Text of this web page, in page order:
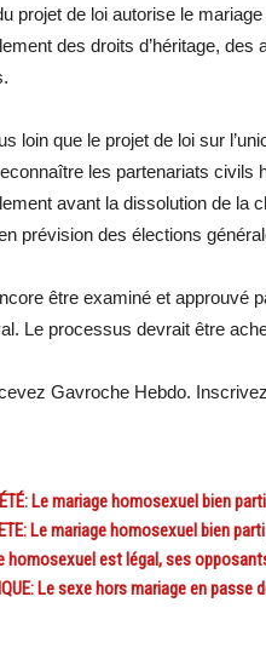
projet de loi autorise le
des droits d’héritage, des
loin que le projet de loi sur
les partenariats civils
avant la dissolution de la
prévision des élections
être examiné et approuvé
Le processus devrait être
Gavroche Hebdo.
Le mariage homosexuel bien
Le mariage homosexuel bien
homosexuel est légal, ses
Le sexe hors mariage en passe